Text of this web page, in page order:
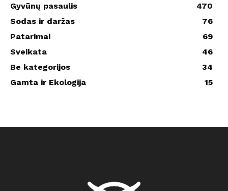
Gyvūnų pasaulis
470
Sodas ir daržas
76
Patarimai
69
Sveikata
46
Be kategorijos
34
Gamta ir Ekologija
15